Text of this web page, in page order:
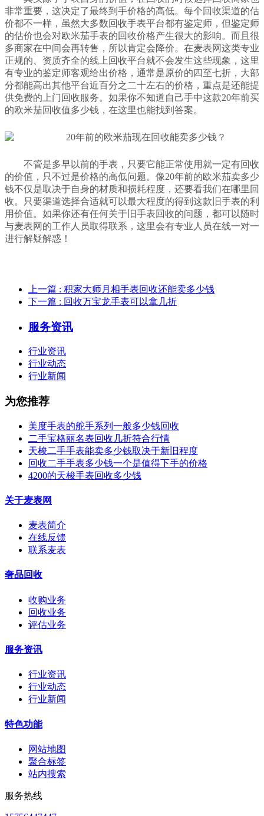
非常重要，这决定了最终到手价格的高低。每个回收渠道的估
价都不一样，虽然大多数回收手表平台都有鉴定师，但鉴定师
的估价也会对欧米茄手表的回收价格产生很大的影响。而且很
多商家在中间会再转售，所以肯定会降价。在麦表网这类专业
正规的、资质齐全的线上回收平台就不会发生这些现象，这里
有专业的鉴定师客观给出价格，通常是原价的四至七折，大部
分都能高出其他平台近百分之二十左右的价格，重点是还能提
供免费的上门回收服务。如果你不知道自己手中这款20年前买
的欧米茄回收值多少钱，在这里也能找到答案。
不管是多早以前的手表，只要它能正常使用就一定有回收
的价值，只不过是价格的高低问题。像20年前的欧米茄卖多少
钱不仅是取决于自身的材质和损耗程度，还要看我们在哪里回
收。只要渠道选择合适就可以最大程度的得到这款旧手表的利
用价值。如果你还有任何关于旧手表回收的问题，都可以随时
与麦表网的工作人员取得联系，这里会有专业人员在线一对一
进行解疑解惑！
上一篇 : 积家大师月相手表回收还能卖多少钱
下一篇 : 回收万宝龙手表可以拿几折
服务资讯
行业资讯
行业动态
行业新闻
为您推荐
美度手表的舵手系列一般多少钱回收
二手宝格丽名表回收几折符合行情
天梭二手手表能卖多少钱取决于新旧程度
回收二手手表多少钱一个是值得下手的价格
4200的天梭手表回收多少钱
关于麦表网
麦表简介
在线反馈
联系麦表
奢品回收
收购业务
回收业务
评估业务
服务资讯
行业资讯
行业动态
行业新闻
特色功能
网站地图
聚合标签
站内搜索
服务热线